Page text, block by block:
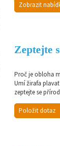
Zobrazit
Zeptejte
Proč je obloha
Umí žirafa
zeptejte se
Položit dotaz